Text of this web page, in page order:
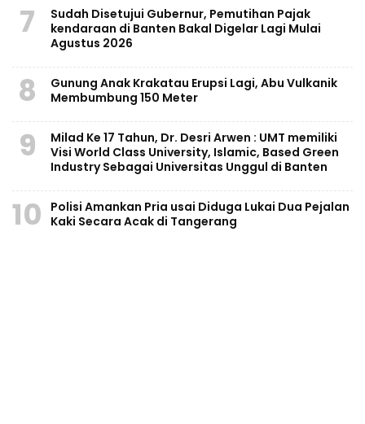
7
Sudah Disetujui Gubernur, Pemutihan Pajak
kendaraan di Banten Bakal Digelar Lagi Mulai
Agustus 2026
8
Gunung Anak Krakatau Erupsi Lagi, Abu Vulkanik
Membumbung 150 Meter
9
Milad Ke 17 Tahun, Dr. Desri Arwen : UMT memiliki
Visi World Class University, Islamic, Based Green
Industry Sebagai Universitas Unggul di Banten
10
Polisi Amankan Pria usai Diduga Lukai Dua Pejalan
Kaki Secara Acak di Tangerang